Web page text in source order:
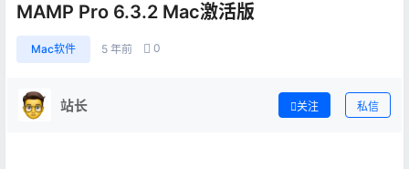
MAMP Pro 6.3.2 Mac激活版
Mac软件 5 年前 0
站长 关注 私信